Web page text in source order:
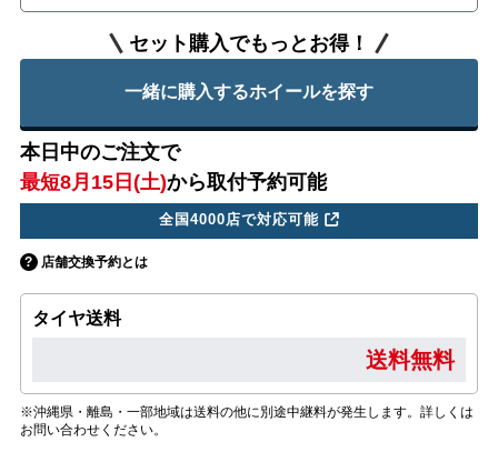
セット購入でもっとお得！
一緒に購入するホイールを探す
本日中のご注文で
最短8月15日(土)から取付予約可能
全国4000店で対応可能
店舗交換予約とは
タイヤ送料
送料無料
※沖縄県・離島・一部地域は送料の他に別途中継料が発生します。詳しくは
お問い合わせください。